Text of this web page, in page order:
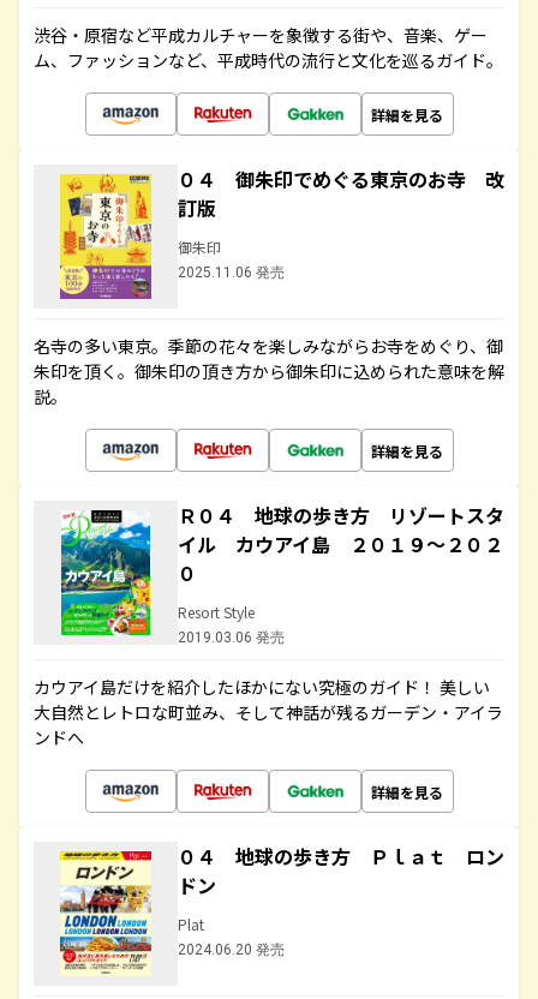
渋谷・原宿など平成カルチャーを象徴する街や、音楽、ゲー
ム、ファッションなど、平成時代の流行と文化を巡るガイド。
詳細を見る
０４ 御朱印でめぐる東京のお寺 改
訂版
御朱印
2025.11.06 発売
名寺の多い東京。季節の花々を楽しみながらお寺をめぐり、御
朱印を頂く。御朱印の頂き方から御朱印に込められた意味を解
説。
詳細を見る
Ｒ０４ 地球の歩き方 リゾートスタ
イル カウアイ島 ２０１９～２０２
０
Resort Style
2019.03.06 発売
カウアイ島だけを紹介したほかにない究極のガイド！ 美しい
大自然とレトロな町並み、そして神話が残るガーデン・アイラ
ンドへ
詳細を見る
０４ 地球の歩き方 Ｐｌａｔ ロン
ドン
Plat
2024.06.20 発売